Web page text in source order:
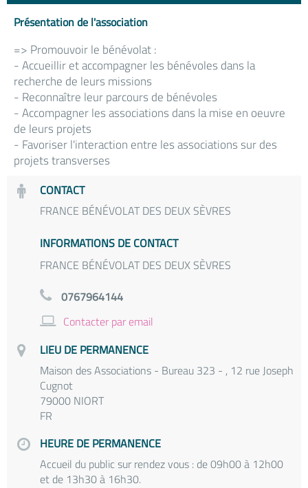
Présentation de l'association
=> Promouvoir le bénévolat :
- Accueillir et accompagner les bénévoles dans la
recherche de leurs missions
- Reconnaître leur parcours de bénévoles
- Accompagner les associations dans la mise en oeuvre
de leurs projets
- Favoriser l'interaction entre les associations sur des
projets transverses
CONTACT
FRANCE BÉNÉVOLAT DES DEUX SÈVRES
INFORMATIONS DE CONTACT
FRANCE BÉNÉVOLAT DES DEUX SÈVRES
0767964144
Contacter par email
LIEU DE PERMANENCE
Maison des Associations - Bureau 323 - , 12 rue Joseph
Cugnot
79000 NIORT
FR
HEURE DE PERMANENCE
Accueil du public sur rendez vous : de 09h00 à 12h00
et de 13h30 à 16h30.